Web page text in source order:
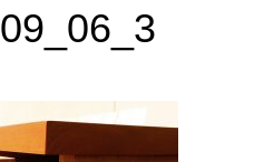
09_06_3